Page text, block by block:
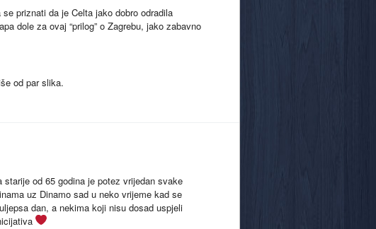
priznati da je Celta jako dobro odradila
dole za ovaj “prilog” o Zagrebu, jako zabavno
od par slika.
od 65 godina je potez vrijedan svake
uz Dinamo sad u neko vrijeme kad se
dan, a nekima koji nisu dosad uspjeli